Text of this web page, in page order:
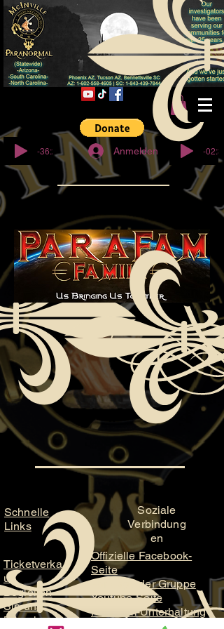
© Copyright
-36:27 Anmelden -02:32
Schnelle
Links
Ticketverka
uf
Begleiten
Sie uns
Brauchen
Soziale
Verbindung
en
Offizielle Facebook-
Seite
Fanpage der Gruppe
Youtube-Seite
ParaFam-Unterhaltung
ParaFam-Studios